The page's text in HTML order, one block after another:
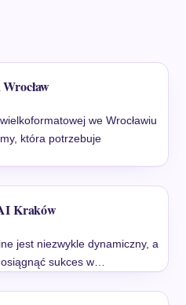
we Wrocławiu
która potrzebuje
Kraków
jest niezwykle dynamiczny, a
sukces w…